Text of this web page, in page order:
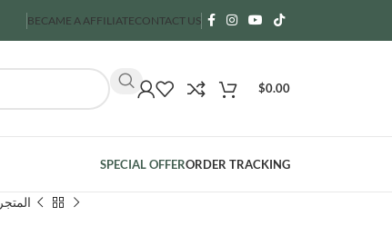
BECAME A AFFILIATECONTACT US
$0.00
SPECIAL OFFERORDER TRACKING
المتجر